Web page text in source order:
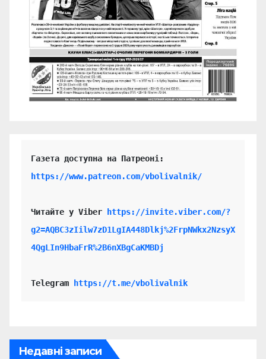
https://www.patreon.com/vbolivalnik/
Читайте у Viber
https://invite.viber.com/?
g2=AQBC3zIilw7zD1LgIA448Dlkj%2FrpNWkx2NzsyX
4QgLIn9HbaFrR%2B6nXBgCaKMBDj
Telegram https://t.me/vbolivalnik
Недавні записи